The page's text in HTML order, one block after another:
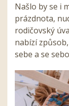
Našlo by se i
prázdnota,
rodičovský
nabízí
sebe a se